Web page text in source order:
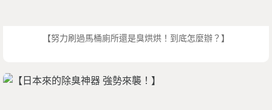
【努力刷過馬桶廁所還是臭烘烘！到底怎麼辦？】